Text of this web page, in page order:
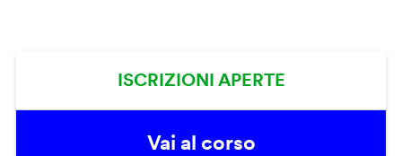
ISCRIZIONI APERTE
Vai al corso